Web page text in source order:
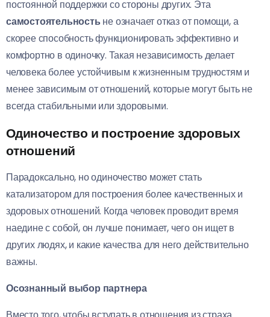
постоянной поддержки со стороны других. Эта
самостоятельность не означает отказ от помощи, а
скорее способность функционировать эффективно и
комфортно в одиночку. Такая независимость делает
человека более устойчивым к жизненным трудностям и
менее зависимым от отношений, которые могут быть не
всегда стабильными или здоровыми.
Одиночество и построение здоровых
отношений
Парадоксально, но одиночество может стать
катализатором для построения более качественных и
здоровых отношений. Когда человек проводит время
наедине с собой, он лучше понимает, чего он ищет в
других людях, и какие качества для него действительно
важны.
Осознанный выбор партнера